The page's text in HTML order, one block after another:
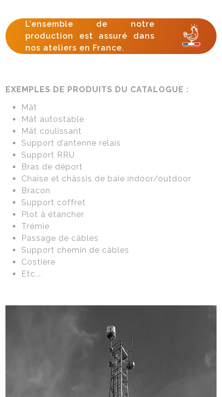
L’ensemble de notre
production est assuré dans
nos ateliers en France.
EXEMPLES DE PRODUITS DU CATALOGUE :
Mât
Mât autostable
Mât coulissant
Support d’antenne relais
Support RRU
Bras de déport
Chaise et châssis de baie indoor/outdoor
Bracon
Support coffret
Plot à étancher
Trémie
Passage de câbles
Support chemin de câbles
Costière
Etc...